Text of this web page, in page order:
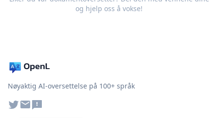
og hjelp oss å vokse!
Nøyaktig AI-oversettelse på 100+ språk